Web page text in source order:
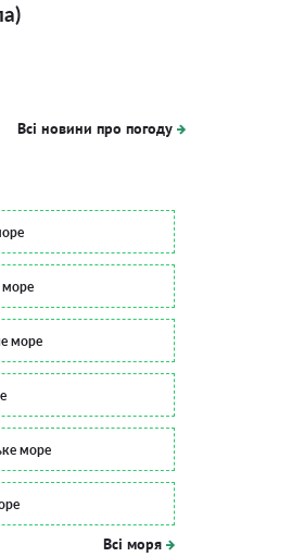
Всі новини про погоду
море
море
море
Всі моря